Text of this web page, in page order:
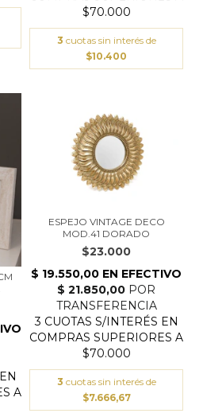
3 cuotas sin interés de
$10.400
ESPEJO VINTAGE DECO
MOD.41 DORADO
$23.000
3 cuotas sin interés de
$7.666,67